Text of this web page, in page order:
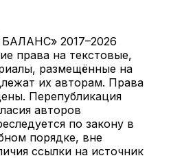
2017–2026
права на текстовые,
размещённые на
их авторам. Права
Перепубликация
авторов
по закону в
порядке, вне
ссылки на источник